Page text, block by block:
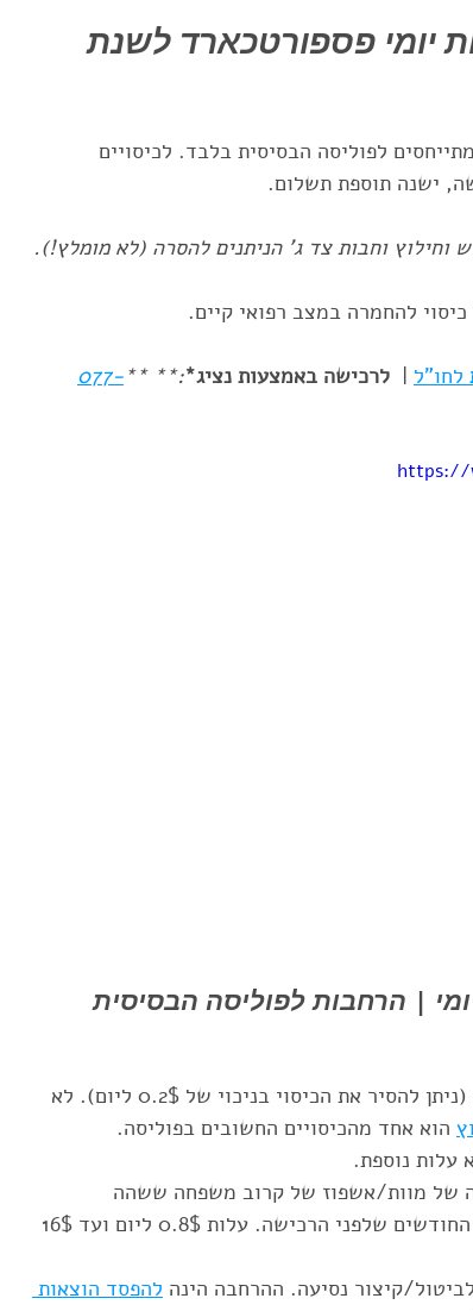
יומי פספורטכארד לשנת
לפוליסה הבסיסית בלבד. לכיסויים
ישנה תוספת תשלום.
וחילוץ וחבות צד ג' הניתנים להסרה (לא מומלץ!).
להחמרה במצב רפואי קיים.
לחו"ל | לרכישה באמצעות נציג*:**
**
077-
https://
| הרחבות לפוליסה הבסיסית
קיים בפוליסה הבסיסית (ניתן להסיר את הכיסוי בניכוי של 0.2$ ליום). לא
הוא אחד מהכיסויים החשובים בפוליסה.
עלות נוספת.
של מוות/אשפוז של קרוב משפחה ששהה
קיצור נסיעה. ההרחבה הינה להפסד הוצאות